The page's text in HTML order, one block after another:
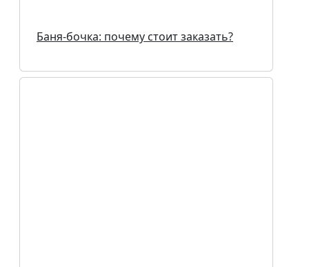
Баня-бочка: почему стоит заказать?